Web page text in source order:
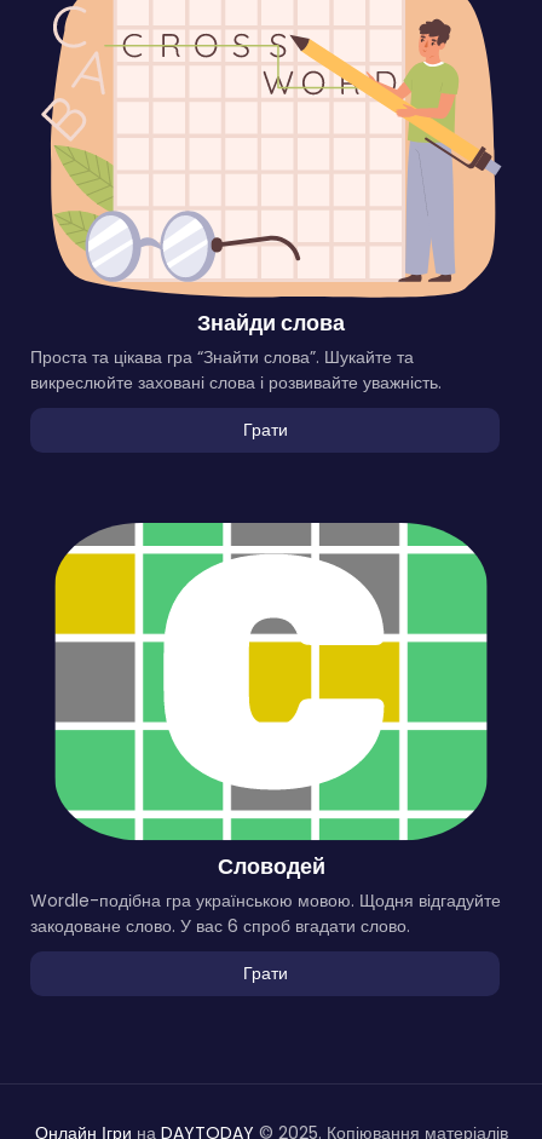
Знайди слова
Проста та цікава гра “Знайти слова”. Шукайте та
викреслюйте заховані слова і розвивайте уважність.
Грати
Словодей
Wordle-подібна гра українською мовою. Щодня відгадуйте
закодоване слово. У вас 6 спроб вгадати слово.
Грати
Онлайн Ігри на DAYTODAY © 2025. Копіювання матеріалів